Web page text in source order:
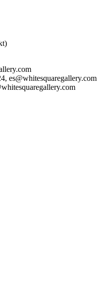
es@whitesquaregallery.com